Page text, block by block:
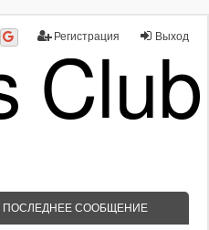
Выход
Регистрация
ПОСЛЕДНЕЕ СООБЩЕНИЕ